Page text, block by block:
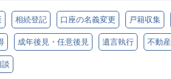
相続登記 口座の名義変更 戸籍収集
成年後見・任意後見 遺言執行 不動